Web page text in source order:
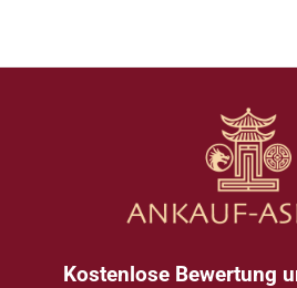
Kostenlose Bewertung